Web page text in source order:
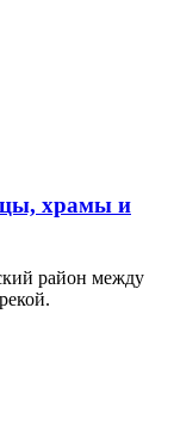
храмы и
район между